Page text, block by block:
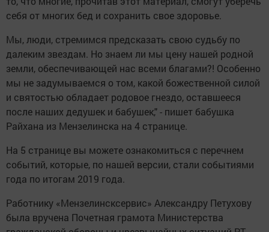
себя от многих бед и сохранить свое здоровье.
Мы, люди, стремимся предсказать свою судьбу по
далеким звездам. Но знаем ли мы цену нашей родной
земли, обеспечивающей нас всеми благами?! Особенно
мы не задумываемся о том, какой божественной силой
и святостью обладает родовое гнездо, оставшееся
после наших дедушек и бабушек," - пишет бабушка
Райхана из Мензелинска на 4 странице.
На 5 странице вы можете ознакомиться с перечнем
событий, которые, по нашей версии, стали событиями
года по итогам 2019 года.
Работнику «Мензелинсксервис» Александру Петухову
была вручена Почетная грамота Министерства